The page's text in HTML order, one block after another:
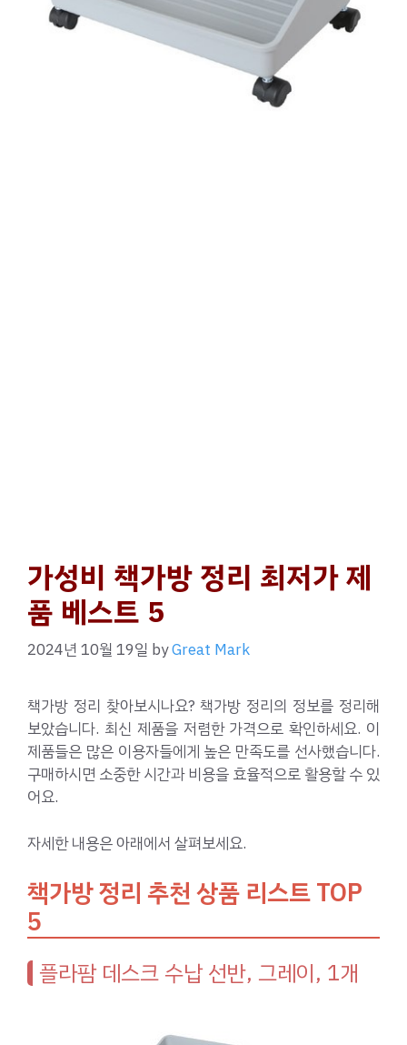
가성비 책가방 정리 최저가 제
품 베스트 5
2024년 10월 19일 byGreat Mark
책가방 정리 찾아보시나요? 책가방 정리의 정보를 정리해
보았습니다. 최신 제품을 저렴한 가격으로 확인하세요. 이
제품들은 많은 이용자들에게 높은 만족도를 선사했습니다.
구매하시면 소중한 시간과 비용을 효율적으로 활용할 수 있
어요.
자세한 내용은 아래에서 살펴보세요.
책가방 정리 추천 상품 리스트 TOP
5
플라팜 데스크 수납 선반, 그레이, 1개